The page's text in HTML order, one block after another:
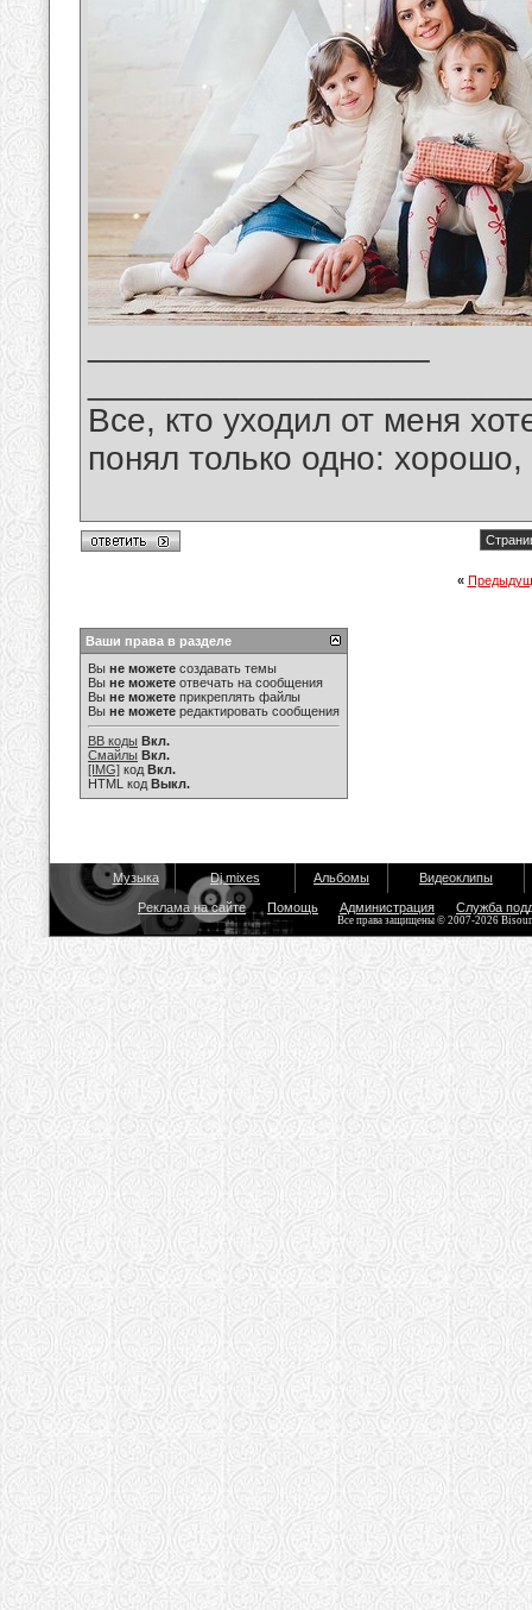
Все, кто уходил от меня
понял только одно:
«
Ваши права в разделе
Вы не можете создавать темы
Вы не можете отвечать на сообщения
Вы не можете прикреплять файлы
Вы не можете редактировать сообщения
BB коды Вкл.
Смайлы Вкл.
[IMG] код Вкл.
HTML код Выкл.
Музыка Dj mixes Альбомы Видеоклипы
Реклама на сайте Помощь Администрация Служба
Все права защищены © 2007-2026